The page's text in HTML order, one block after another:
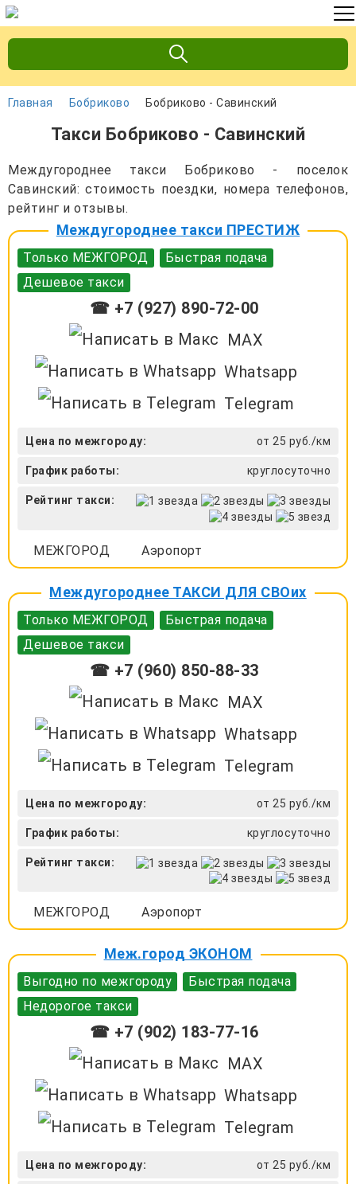
Главная Бобриково Бобриково - Савинский
Такси Бобриково - Савинский
Междугороднее такси Бобриково - поселок
Савинский: стоимость поездки, номера телефонов,
рейтинг и отзывы.
Междугороднее такси ПРЕСТИЖ
Только МЕЖГОРОД
Быстрая подача
Дешевое такси
☎ +7 (927) 890-72-00
MAX
Whatsapp
Telegram
Цена по межгороду: от 25 руб./км
График работы: круглосуточно
Рейтинг такси:
МЕЖГОРОД Аэропорт
Междугороднее ТАКСИ ДЛЯ СВОих
Только МЕЖГОРОД
Быстрая подача
Дешевое такси
☎ +7 (960) 850-88-33
MAX
Whatsapp
Telegram
Цена по межгороду: от 25 руб./км
График работы: круглосуточно
Рейтинг такси:
МЕЖГОРОД Аэропорт
Меж.город ЭКОНОМ
Выгодно по межгороду
Быстрая подача
Недорогое такси
☎ +7 (902) 183-77-16
MAX
Whatsapp
Telegram
Цена по межгороду: от 25 руб./км